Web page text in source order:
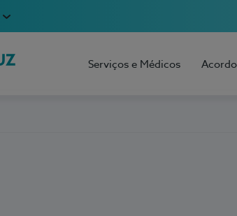
Serviços e Médicos